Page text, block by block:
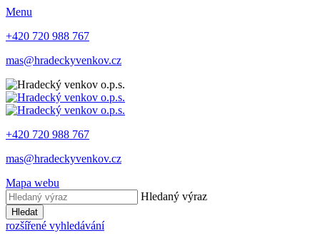
Menu
+420 720 988 767
mas@hradeckyvenkov.cz
+420 720 988 767
mas@hradeckyvenkov.cz
Mapa webu
Hledaný výraz
Hledat
rozšířené vyhledávání